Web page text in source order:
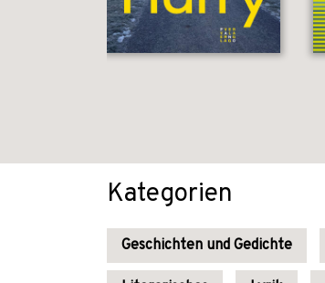
Kategorien
Geschichten und Gedichte